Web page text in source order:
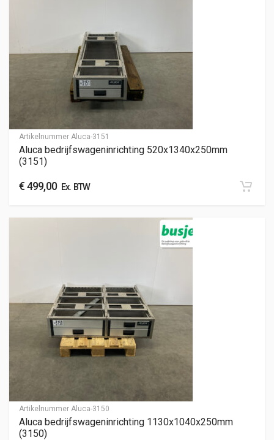
Artikelnummer Aluca-3151
Aluca bedrijfswageninrichting 520x1340x250mm
(3151)
€499,00Ex. BTW
Artikelnummer Aluca-3150
Aluca bedrijfswageninrichting 1130x1040x250mm
(3150)